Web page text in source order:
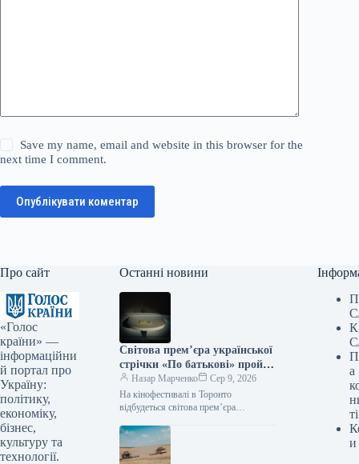
Save my name, email and website in this browser for the
next time I comment.
Опублікувати коментар
Про сайт
«Голос
країни» —
інформаційни
й портал про
Україну:
політику,
економіку,
бізнес,
культуру та
технології.
Останні новини
Світова прем’єра української
стрічки «По батькові» пройде
на кінофестивалі в Торонто.
Назар Марченко
Сер 9, 2026
На кінофестивалі в Торонто
відбудеться світова прем’єра
09.08.2026 09:28 Укрінформ На 51-му
міжнародному кінофестивалі у
Торонто…
а
ті
и